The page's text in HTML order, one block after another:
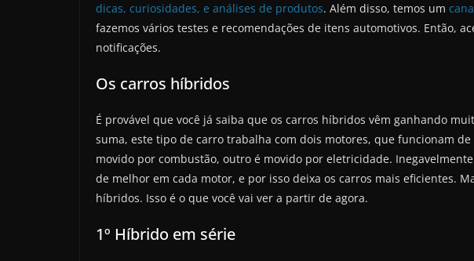
dicas, curiosidades, e análises de produtos. Além disso, temos um
fazemos vários testes e recomendações de itens automotivos. Então,
notificações.
Os carros híbridos
É provável que você já saiba que os carros híbridos vêm ganhando
suma, este tipo de carro trabalha com dois motores, que funcionam
movido por combustão, outro é movido por eletricidade.
de melhor em cada motor, e por isso deixa os carros mais eficientes.
híbridos. Isso é o que você vai ver a partir de agora.
1º Híbrido em série